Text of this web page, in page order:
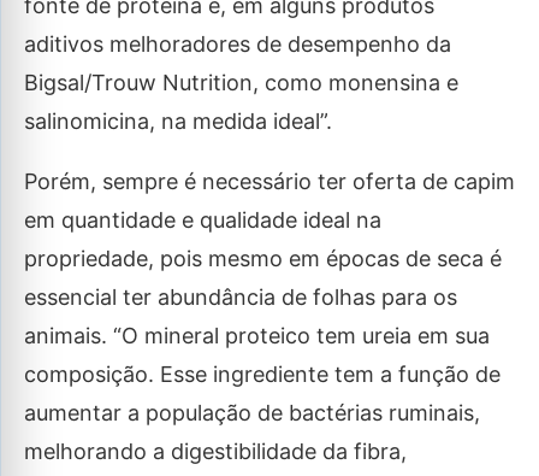
fonte de proteína e, em alguns produtos
aditivos melhoradores de desempenho da
Bigsal/Trouw Nutrition, como monensina e
salinomicina, na medida ideal”.
Porém, sempre é necessário ter oferta de capim
em quantidade e qualidade ideal na
propriedade, pois mesmo em épocas de seca é
essencial ter abundância de folhas para os
animais. “O mineral proteico tem ureia em sua
composição. Esse ingrediente tem a função de
aumentar a população de bactérias ruminais,
melhorando a digestibilidade da fibra,